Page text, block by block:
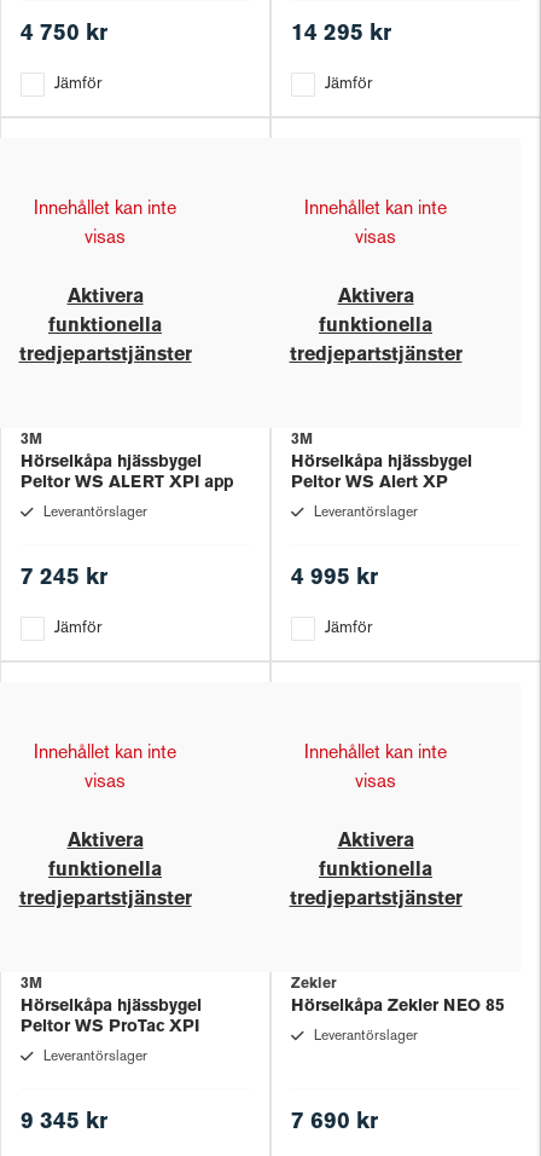
4 750 kr
Jämför
14 295 kr
Jämför
Innehållet kan inte
visas
Aktivera
funktionella
tredjepartstjänster
3M
Hörselkåpa hjässbygel
Peltor WS ALERT XPI app
Leverantörslager
7 245 kr
Jämför
Innehållet kan inte
visas
Aktivera
funktionella
tredjepartstjänster
3M
Hörselkåpa hjässbygel
Peltor WS Alert XP
Leverantörslager
4 995 kr
Jämför
Innehållet kan inte
visas
Aktivera
funktionella
tredjepartstjänster
3M
Hörselkåpa hjässbygel
Peltor WS ProTac XPI
Leverantörslager
9 345 kr
Innehållet kan inte
visas
Aktivera
funktionella
tredjepartstjänster
Zekler
Hörselkåpa Zekler NEO 85
Leverantörslager
7 690 kr